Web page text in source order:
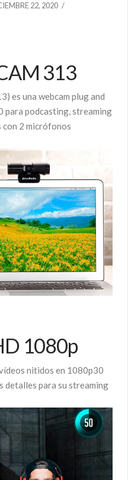
22, 2020
313
es una webcam plug and
para podcasting, streaming
con 2 micrófonos
1080p
nitidos en 1080p30
detalles para su streaming